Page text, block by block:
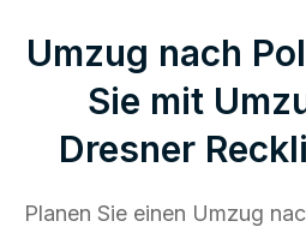
Umzug nach
Sie mit
Dresner
Planen Sie einen Umzug